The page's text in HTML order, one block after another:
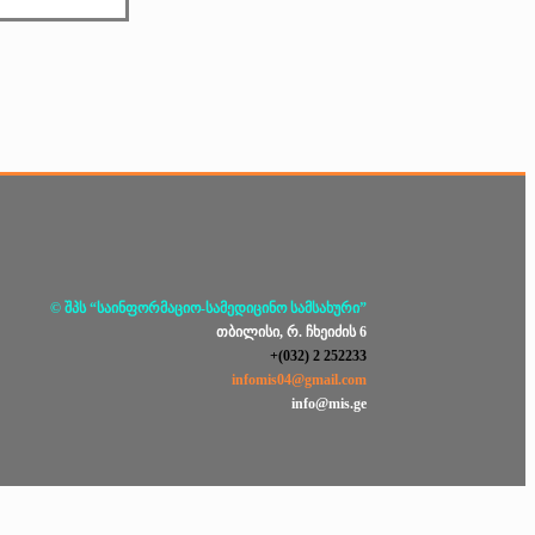
© შპს “საინფორმაციო-სამედიცინო სამსახური”
თბილისი, რ. ჩხეიძის 6
+(032) 2 252233
infomis04@gmail.com
info@mis.ge